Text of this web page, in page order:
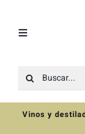
contenido
Toggle
Ofertas
Buscar:
Vinos y